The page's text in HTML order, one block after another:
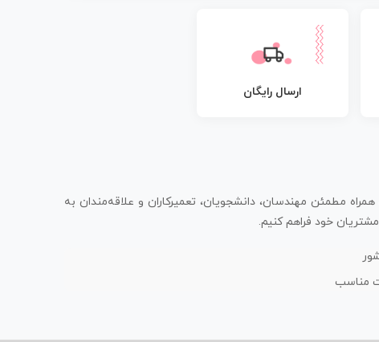
ارسال رایگان
مطمئن مهندسان، دانشجویان، تعمیرکاران و علاقه‌مندان به
خود فراهم کنیم.
مناسب